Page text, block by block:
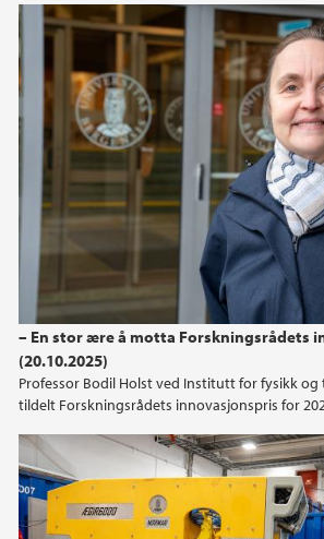
– En stor ære å motta Forskningsrådets
(20.10.2025)
Professor Bodil Holst ved Institutt for fysikk og
tildelt Forskningsrådets innovasjonspris for